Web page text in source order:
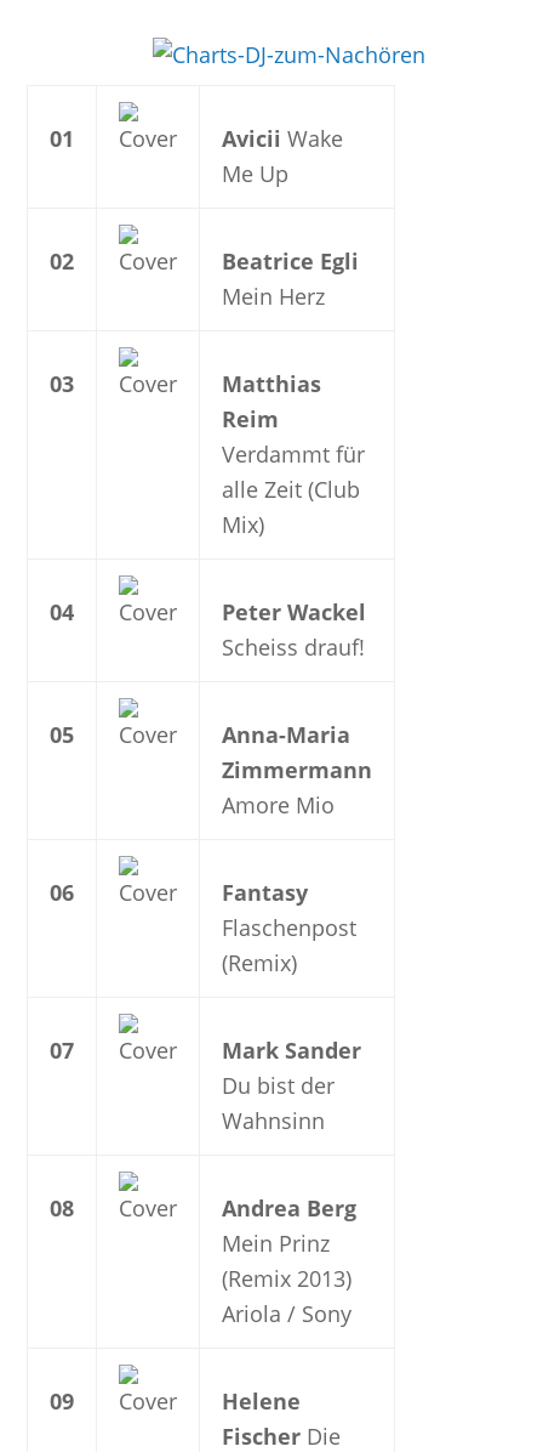
01 Avicii Wake
Me Up
02
Beatrice Egli
Mein Herz
03
Matthias
Reim
Verdammt für
alle Zeit (Club
Mix)
04
Peter Wackel
Scheiss drauf!
05
Anna-Maria
Zimmermann
Amore Mio
06
Fantasy
Flaschenpost
(Remix)
07
Mark Sander
Du bist der
Wahnsinn
08
Andrea Berg
Mein Prinz
(Remix 2013)
Ariola / Sony
09
Helene
Fischer Die